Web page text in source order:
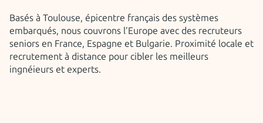
Basés à Toulouse, épicentre français des systèmes
embarqués, nous couvrons l’Europe avec des recruteurs
seniors en France, Espagne et Bulgarie. Proximité locale et
recrutement à distance pour cibler les meilleurs
ingnéieurs et experts.